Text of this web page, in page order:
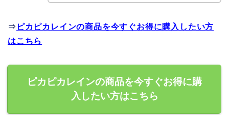
⇒ ピカピカレインの商品を今すぐお得に購入したい方
はこちら
ピカピカレインの商品を今すぐお得に購
入したい方はこちら